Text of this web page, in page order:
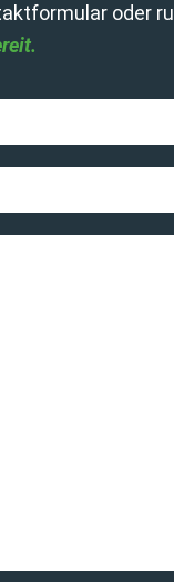
oder